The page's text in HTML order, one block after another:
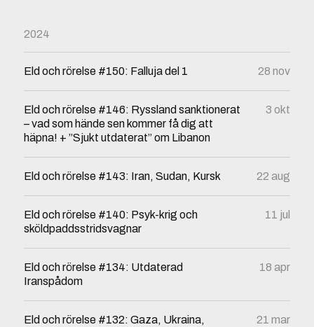
2024
Eld och rörelse #150: Falluja del 1 28 nov
Eld och rörelse #146: Ryssland sanktionerat
– vad som hände sen kommer få dig att
häpna! + ”Sjukt utdaterat” om Libanon
3 okt
Eld och rörelse #143: Iran, Sudan, Kursk 22 aug
Eld och rörelse #140: Psyk-krig och
sköldpaddsstridsvagnar
11 jul
Eld och rörelse #134: Utdaterad
Iranspådom
18 apr
Eld och rörelse #132: Gaza, Ukraina,
21 mar